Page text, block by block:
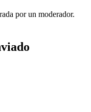
por un moderador.